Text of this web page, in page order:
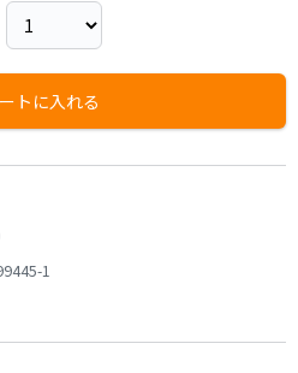
トに入れる
1